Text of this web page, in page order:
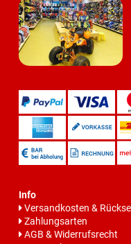
Info
Versandkosten &
Zahlungsarten
AGB & Widerrufsrecht